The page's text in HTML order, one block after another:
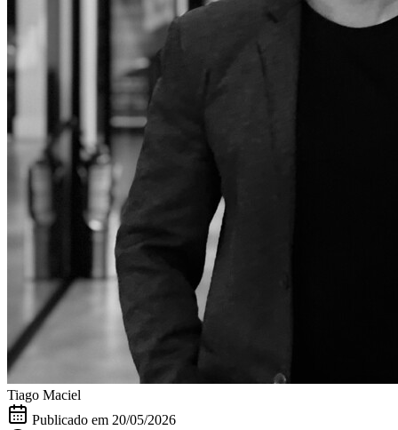
Tiago Maciel
Publicado em 20/05/2026